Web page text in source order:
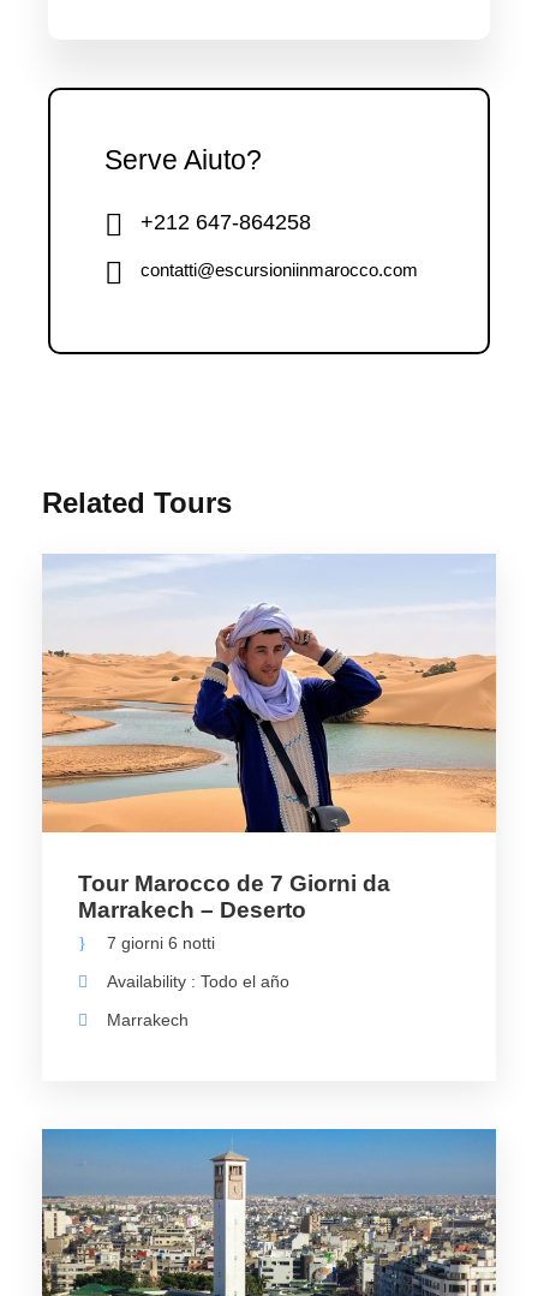
Serve Aiuto?
+212 647-864258
contatti@escursioniinmarocco.com
Related Tours
Tour Marocco de 7 Giorni da
Marrakech – Deserto
7 giorni 6 notti
Availability : Todo el año
Marrakech